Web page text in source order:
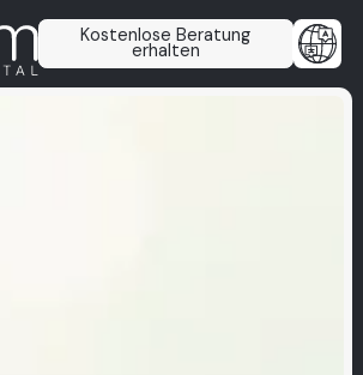
Kostenlose Beratung
erhalten